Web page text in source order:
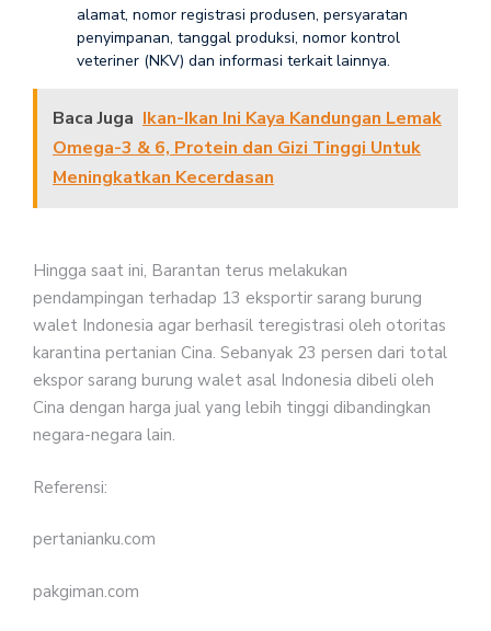
alamat, nomor registrasi produsen, persyaratan
penyimpanan, tanggal produksi, nomor kontrol
veteriner (NKV) dan informasi terkait lainnya.
Baca Juga Ikan-Ikan Ini Kaya Kandungan Lemak
Omega-3 & 6, Protein dan Gizi Tinggi Untuk
Meningkatkan Kecerdasan
Hingga saat ini, Barantan terus melakukan
pendampingan terhadap 13 eksportir sarang burung
walet Indonesia agar berhasil teregistrasi oleh otoritas
karantina pertanian Cina. Sebanyak 23 persen dari total
ekspor sarang burung walet asal Indonesia dibeli oleh
Cina dengan harga jual yang lebih tinggi dibandingkan
negara-negara lain.
Referensi:
pertanianku.com
pakgiman.com